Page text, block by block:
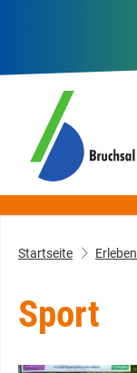
Startseite Erleben
Sport